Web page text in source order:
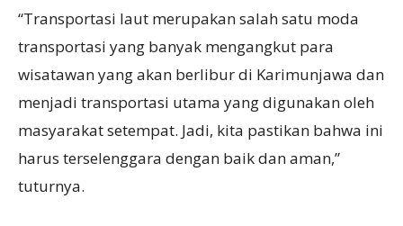
“Transportasi laut merupakan salah satu moda
transportasi yang banyak mengangkut para
wisatawan yang akan berlibur di Karimunjawa dan
menjadi transportasi utama yang digunakan oleh
masyarakat setempat. Jadi, kita pastikan bahwa ini
harus terselenggara dengan baik dan aman,”
tuturnya.